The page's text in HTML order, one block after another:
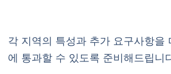
각 지역의 특성과 추가 요구사항을
에 통과할 수 있도록 준비해드립니